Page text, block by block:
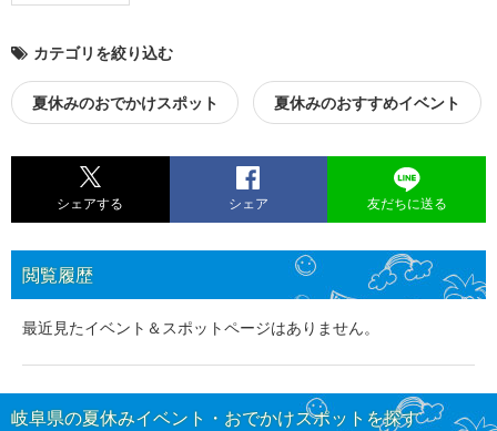
カテゴリを絞り込む
夏休みのおでかけスポット 夏休みのおすすめイベント
シェアする シェア 友だちに送る
閲覧履歴
最近見たイベント＆スポットページはありません。
岐阜県の夏休みイベント・おでかけスポットを探す